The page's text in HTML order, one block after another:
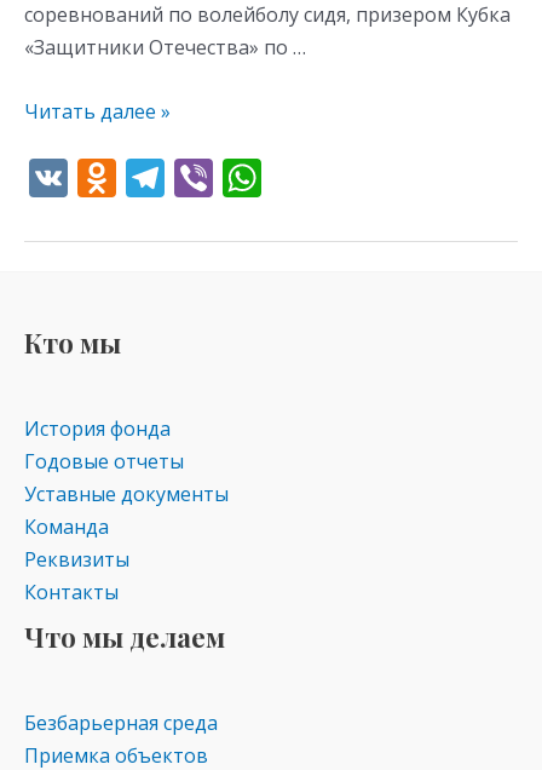
соревнований по волейболу сидя, призером Кубка
«Защитники Отечества» по …
Читать далее »
V O
n
kl
as
s
ni
ki
T
e
Vi
er at
Кто мы
История фонда
Годовые отчеты
Уставные документы
Команда
Реквизиты
Контакты
Что мы делаем
Безбарьерная среда
Приемка объектов